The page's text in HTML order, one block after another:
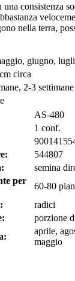
consistenza
nella terra,
giugno,
circa
2-3 settimane
AS-480
1 conf.
544807
semina
per
60-80
radici
porzione
aprile,
maggio